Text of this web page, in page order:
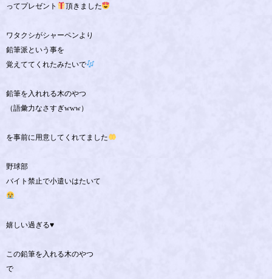
ってプレゼント
頂きました
ワタクシがシャーペンより
鉛筆派という事を
覚えててくれたみたいで
鉛筆を入れれる木のやつ
（語彙力なさすぎwww）
を事前に用意してくれてました
野球部
バイト禁止で小遣いはたいて
嬉しい過ぎる♥️
この鉛筆を入れる木のやつ
で